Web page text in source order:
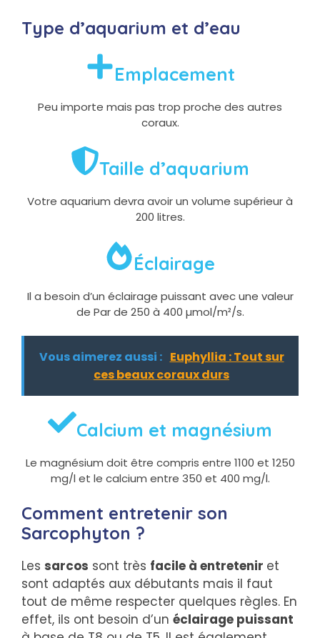
Type d’aquarium et d’eau
Emplacement
Peu importe mais pas trop proche des autres
coraux.
Taille d’aquarium
Votre aquarium devra avoir un volume supérieur à
200 litres.
Éclairage
Il a besoin d’un éclairage puissant avec une valeur
de Par de 250 à 400 µmol/m²/s.
Vous aimerez aussi : Euphyllia : Tout sur
ces beaux coraux durs
Calcium et magnésium
Le magnésium doit être compris entre 1100 et 1250
mg/l et le calcium entre 350 et 400 mg/l.
Comment entretenir son
Sarcophyton ?
Les sarcos sont très facile à entretenir et
sont adaptés aux débutants mais il faut
tout de même respecter quelques règles. En
effet, ils ont besoin d’un éclairage puissant